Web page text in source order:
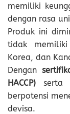
memiliki
dengan rasa
Produk ini
tidak
Korea, dan
Dengan
HACCP) serta
berpotensi
devisa.